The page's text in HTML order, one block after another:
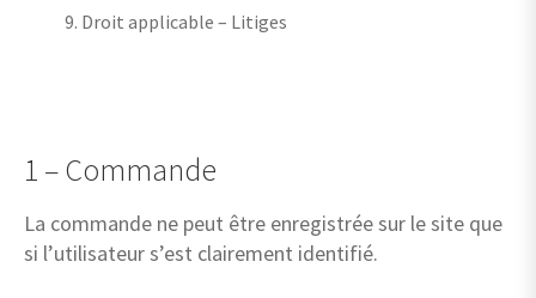
Droit applicable – Litiges
1 – Commande
La commande ne peut être enregistrée sur le site que
si l’utilisateur s’est clairement identifié.